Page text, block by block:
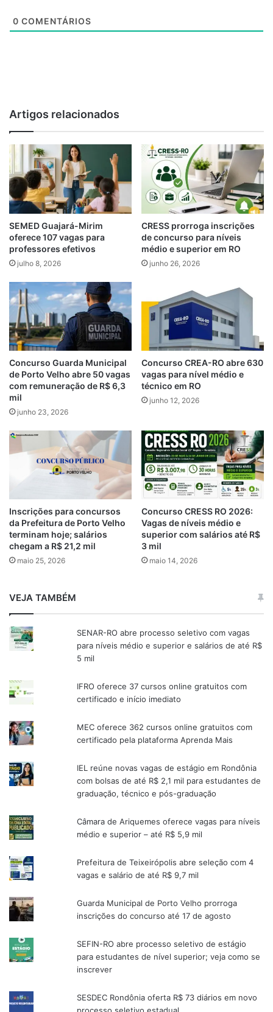
0 COMENTÁRIOS
Artigos relacionados
SEMED Guajará-Mirim
oferece 107 vagas para
professores efetivos
julho 8, 2026
CRESS prorroga inscrições
de concurso para níveis
médio e superior em RO
junho 26, 2026
Concurso Guarda Municipal
de Porto Velho abre 50 vagas
com remuneração de R$ 6,3
mil
junho 23, 2026
Concurso CREA-RO abre 630
vagas para nível médio e
técnico em RO
junho 12, 2026
Inscrições para concursos
da Prefeitura de Porto Velho
terminam hoje; salários
chegam a R$ 21,2 mil
maio 25, 2026
Concurso CRESS RO 2026:
Vagas de níveis médio e
superior com salários até R$
3 mil
maio 14, 2026
VEJA TAMBÉM
SENAR-RO abre processo seletivo com vagas
para níveis médio e superior e salários de até R$
5 mil
IFRO oferece 37 cursos online gratuitos com
certificado e início imediato
MEC oferece 362 cursos online gratuitos com
certificado pela plataforma Aprenda Mais
IEL reúne novas vagas de estágio em Rondônia
com bolsas de até R$ 2,1 mil para estudantes de
graduação, técnico e pós-graduação
Câmara de Ariquemes oferece vagas para níveis
médio e superior – até R$ 5,9 mil
Prefeitura de Teixeirópolis abre seleção com 4
vagas e salário de até R$ 9,7 mil
Guarda Municipal de Porto Velho prorroga
inscrições do concurso até 17 de agosto
SEFIN-RO abre processo seletivo de estágio
para estudantes de nível superior; veja como se
inscrever
SESDEC Rondônia oferta R$ 73 diários em novo